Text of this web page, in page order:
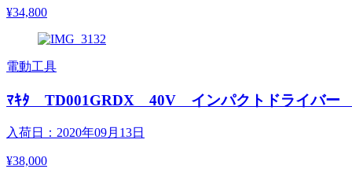
¥34,800
電動工具
ﾏｷﾀ TD001GRDX 40V インパクトドライバー
入荷日：2020年09月13日
¥38,000